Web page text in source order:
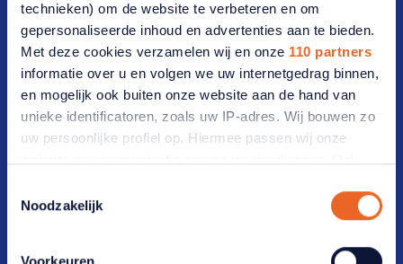
technieken) om de website te verbeteren en om
gepersonaliseerde inhoud en advertenties aan te bieden.
Met deze cookies verzamelen wij en onze 110 partners
informatie over u en volgen we uw internetgedrag binnen,
en mogelijk ook buiten onze website aan de hand van
unieke identificatoren, zoals uw IP-adres. Wij bouwen zo
uw persoonlijke profiel op. Hiermee passen wij onze
van uw recente internetgedrag. Ook delen we mogelijk
partners voor social media, adverteren en analyse. Deze
Noodzakelijk
Voorkeuren
Postbus 2012 3440 DA Woerden
Ledenservice
T: 0348 46 66 66
E: contact@anbo-pcob.nl
Advieslijn